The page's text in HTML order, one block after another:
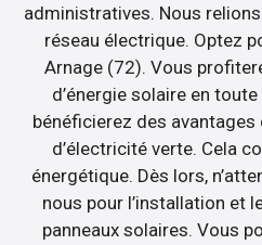
administratives. Nous
réseau électrique. Optez
Arnage (72). Vous
d’énergie solaire en
bénéficierez des
d’électricité verte. Cela
énergétique. Dès lors,
nous pour l’installation et
panneaux solaires. Vous